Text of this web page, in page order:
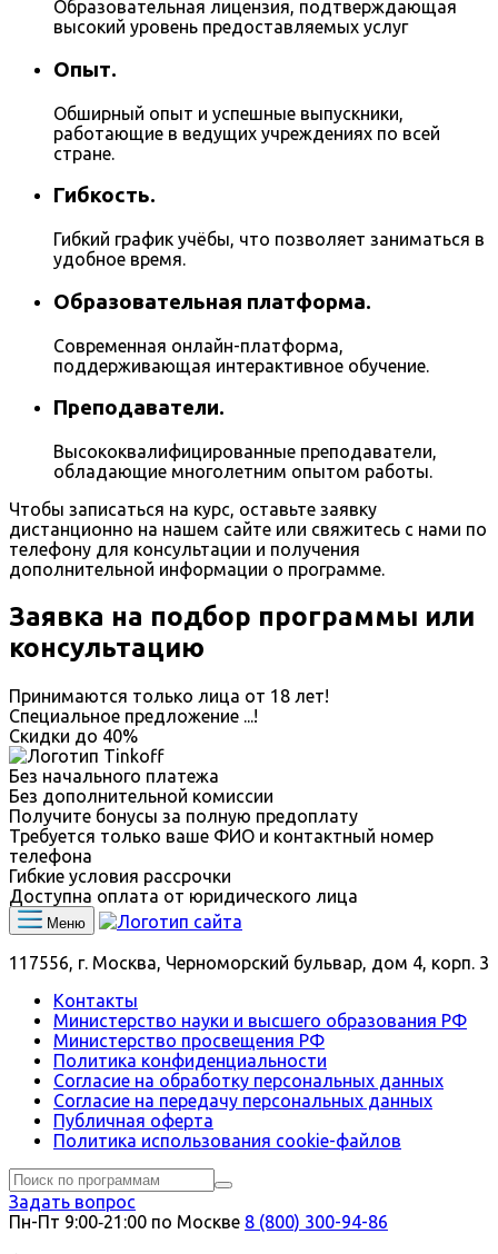
Образовательная лицензия, подтверждающая
высокий уровень предоставляемых услуг
Опыт.
Обширный опыт и успешные выпускники,
работающие в ведущих учреждениях по всей
стране.
Гибкость.
Гибкий график учёбы, что позволяет заниматься в
удобное время.
Образовательная платформа.
Современная онлайн-платформа,
поддерживающая интерактивное обучение.
Преподаватели.
Высококвалифицированные преподаватели,
обладающие многолетним опытом работы.
Чтобы записаться на курс, оставьте заявку
дистанционно на нашем сайте или свяжитесь с нами по
телефону для консультации и получения
дополнительной информации о программе.
Заявка на подбор программы или
консультацию
Принимаются только лица от 18 лет!
Специальное предложение ...!
Скидки до 40%
Без начального платежа
Без дополнительной комиссии
Получите бонусы за полную предоплату
Требуется только ваше ФИО и контактный номер
телефона
Гибкие условия рассрочки
Доступна оплата от юридического лица
Меню
117556, г. Москва, Черноморский бульвар, дом 4, корп. 3
Контакты
Министерство науки и высшего образования РФ
Министерство просвещения РФ
Политика конфиденциальности
Согласие на обработку персональных данных
Согласие на передачу персональных данных
Публичная оферта
Политика использования сookie-файлов
Задать вопрос
Пн-Пт 9:00‑21:00 по Москве 8 (800) 300-94-86